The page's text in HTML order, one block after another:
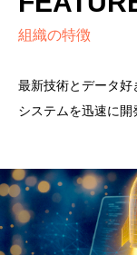
組織の特徴
最新技術とデータ好
システムを迅速に開